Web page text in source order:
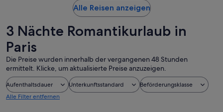
Alle Reisen anzeigen
3 Nächte Romantikurlaub in
Paris
Die Preise wurden innerhalb der vergangenen 48 Stunden
ermittelt. Klicke, um aktualisierte Preise anzuzeigen.
Aufenthaltsdauer Unterkunftsstandard
Beförderungsklasse
Alle Filter entfernen